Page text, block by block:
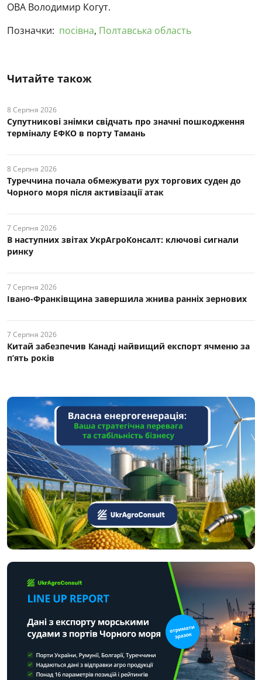
ОВА Володимир Когут.
Позначки: посівна, Полтавська область
Читайте також
8 Серпня 2026
Супутникові знімки свідчать про значні пошкодження
терміналу ЕФКО в порту Тамань
8 Серпня 2026
Туреччина почала обмежувати рух торгових суден до
Чорного моря після активізації атак
7 Серпня 2026
В наступних звітах УкрАгроКонсалт: ключові cигнали
ринку
7 Серпня 2026
Івано-Франківщина завершила жнива ранніх зернових
7 Серпня 2026
Китай забезпечив Канаді найвищий експорт ячменю за
п’ять років